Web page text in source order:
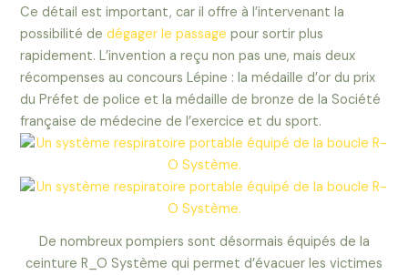
Ce détail est important, car il offre à l’intervenant la
possibilité dedégager le passage pour sortir plus
rapidement. L’invention a reçu non pas une, mais deux
récompenses au concours Lépine : la médaille d’or du prix
du Préfet de police et la médaille de bronze de la Société
française de médecine de l’exercice et du sport.
De nombreux pompiers sont désormais équipés de la
ceinture R_O Système qui permet d’évacuer les victimes